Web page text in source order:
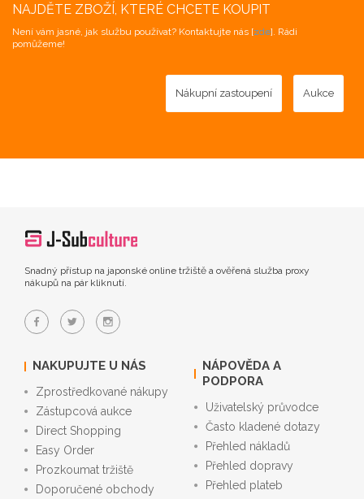
NAJDĚTE ZBOŽÍ, KTERÉ CHCETE KOUPIT
Není vám jasné, jak službu používat? Kontaktujte nás [zde]. Rádi
pomůžeme!
Nákupní zastoupení Aukce
Snadný přístup na japonské online tržiště a ověřená služba proxy
nákupů na pár kliknutí.
NAKUPUJTE U NÁS
Zprostředkované nákupy
Zástupcová aukce
Direct Shopping
Easy Order
Prozkoumat tržiště
Doporučené obchody
NÁPOVĚDA A
PODPORA
Uživatelský průvodce
Často kladené dotazy
Přehled nákladů
Přehled dopravy
Přehled plateb